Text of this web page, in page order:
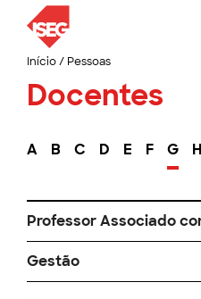
Início/ Pessoas
Docentes
A B C D E F G H
Professor Associado
Gestão